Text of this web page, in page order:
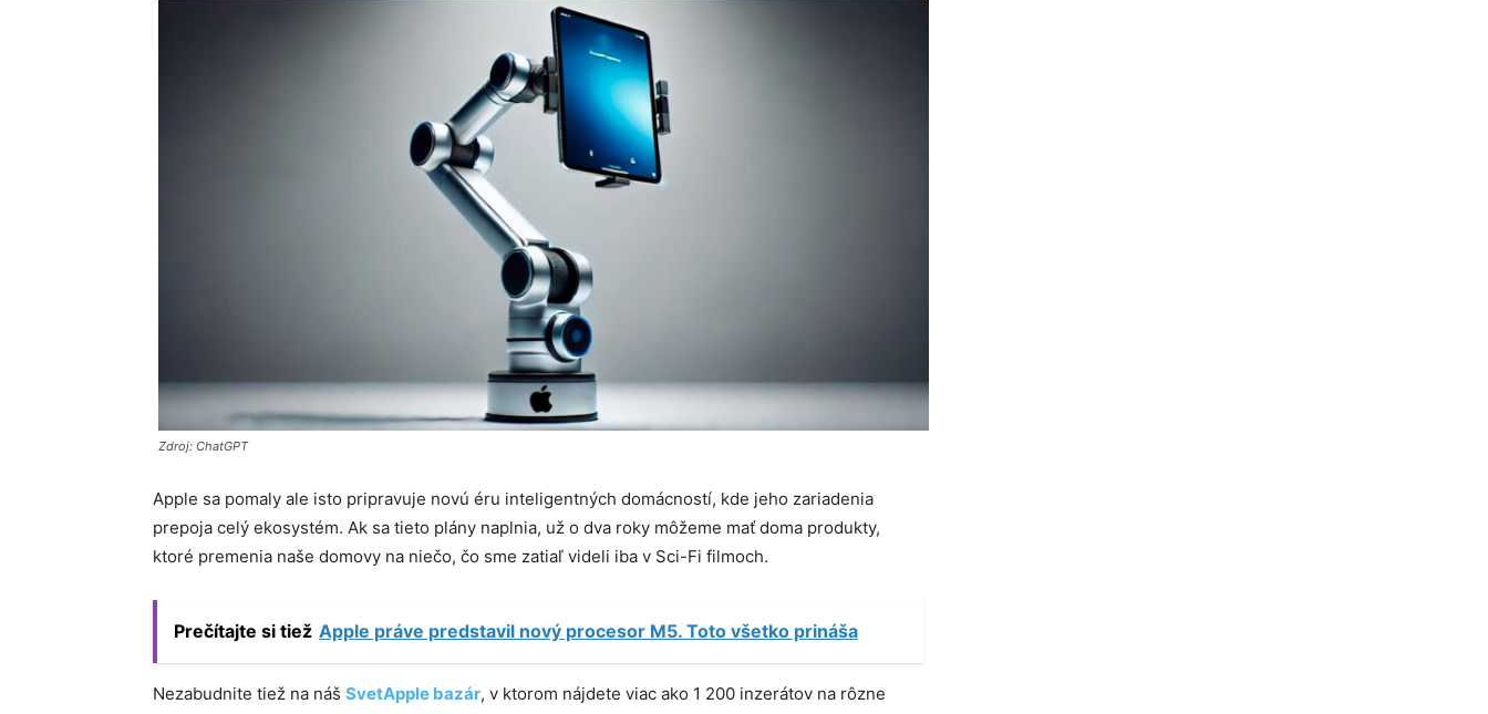
Zdroj: ChatGPT
Apple sa pomaly ale isto pripravuje novú éru inteligentných domácností, kde jeho zariadenia
prepoja celý ekosystém. Ak sa tieto plány naplnia, už o dva roky môžeme mať doma produkty,
ktoré premenia naše domovy na niečo, čo sme zatiaľ videli iba v Sci-Fi filmoch.
Prečítajte si tiež Apple práve predstavil nový procesor M5. Toto všetko prináša
Nezabudnite tiež na náš SvetApple bazár, v ktorom nájdete viac ako 1 200 inzerátov na rôzne